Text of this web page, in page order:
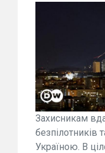
Захисникам
безпілотників
Україною. В